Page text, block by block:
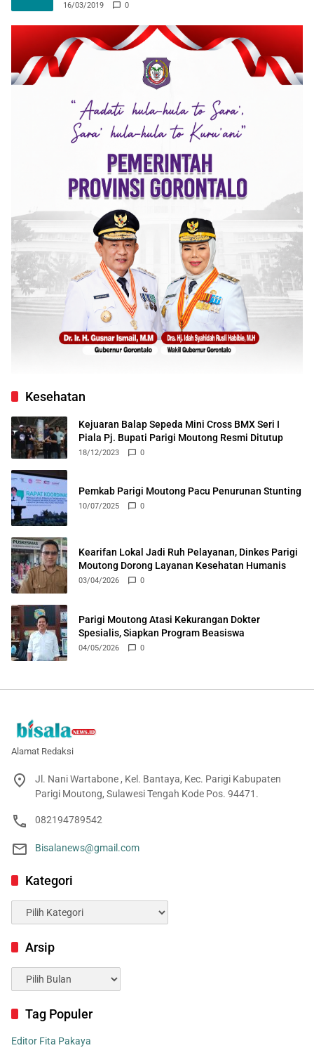
16/03/2019 0
Kesehatan
Kejuaran Balap Sepeda Mini Cross BMX Seri I
Piala Pj. Bupati Parigi Moutong Resmi Ditutup
18/12/2023 0
Pemkab Parigi Moutong Pacu Penurunan Stunting
10/07/2025 0
Kearifan Lokal Jadi Ruh Pelayanan, Dinkes Parigi
Moutong Dorong Layanan Kesehatan Humanis
03/04/2026 0
Parigi Moutong Atasi Kekurangan Dokter
Spesialis, Siapkan Program Beasiswa
04/05/2026 0
Alamat Redaksi
Jl. Nani Wartabone , Kel. Bantaya, Kec. Parigi Kabupaten
Parigi Moutong, Sulawesi Tengah Kode Pos. 94471.
082194789542
Bisalanews@gmail.com
Kategori
Kategori
Arsip
Arsip
Tag Populer
Editor Fita Pakaya